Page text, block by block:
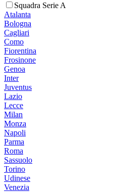
Squadra Serie A
Atalanta
Bologna
Cagliari
Como
Fiorentina
Frosinone
Genoa
Inter
Juventus
Lazio
Lecce
Milan
Monza
Napoli
Parma
Roma
Sassuolo
Torino
Udinese
Venezia